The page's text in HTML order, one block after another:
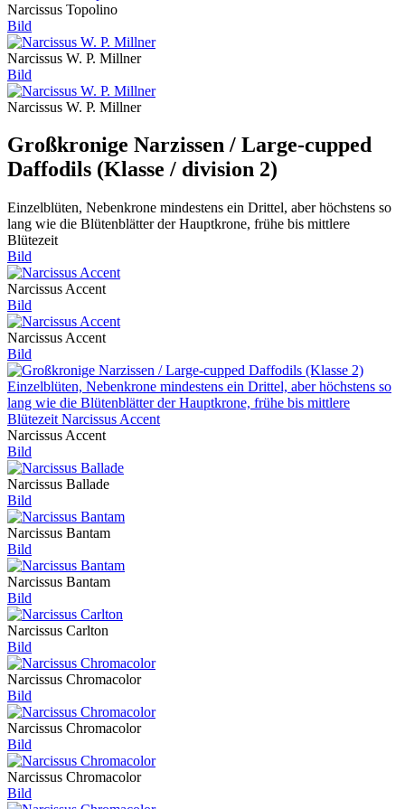
Narcissus Topolino
Bild
Narcissus W. P. Millner
Bild
Narcissus W. P. Millner
Großkronige Narzissen / Large-cupped
Daffodils (Klasse / division 2)
Einzelblüten, Nebenkrone mindestens ein Drittel, aber höchstens so
lang wie die Blütenblätter der Hauptkrone, frühe bis mittlere
Blütezeit
Bild
Narcissus Accent
Bild
Narcissus Accent
Bild
Narcissus Accent
Bild
Narcissus Ballade
Bild
Narcissus Bantam
Bild
Narcissus Bantam
Bild
Narcissus Carlton
Bild
Narcissus Chromacolor
Bild
Narcissus Chromacolor
Bild
Narcissus Chromacolor
Bild